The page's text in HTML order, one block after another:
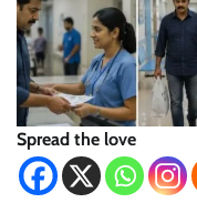
Spread the love